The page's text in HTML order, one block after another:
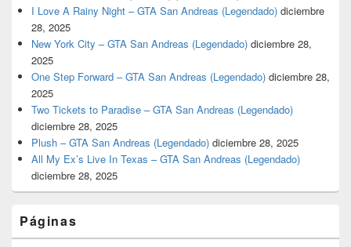
I Love A Rainy Night – GTA San Andreas (Legendado) diciembre
28, 2025
New York City – GTA San Andreas (Legendado) diciembre 28,
2025
One Step Forward – GTA San Andreas (Legendado) diciembre 28,
2025
Two Tickets to Paradise – GTA San Andreas (Legendado)
diciembre 28, 2025
Plush – GTA San Andreas (Legendado) diciembre 28, 2025
All My Ex’s Live In Texas – GTA San Andreas (Legendado)
diciembre 28, 2025
Páginas